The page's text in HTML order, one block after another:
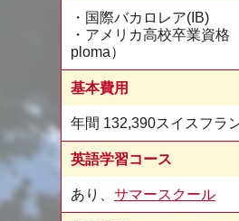
・国際バカロレア(IB)
・アメリカ高校卒業資格
ploma）
基本費用
年間 132,390スイスフラ
英語学習コース
あり、サマースクール